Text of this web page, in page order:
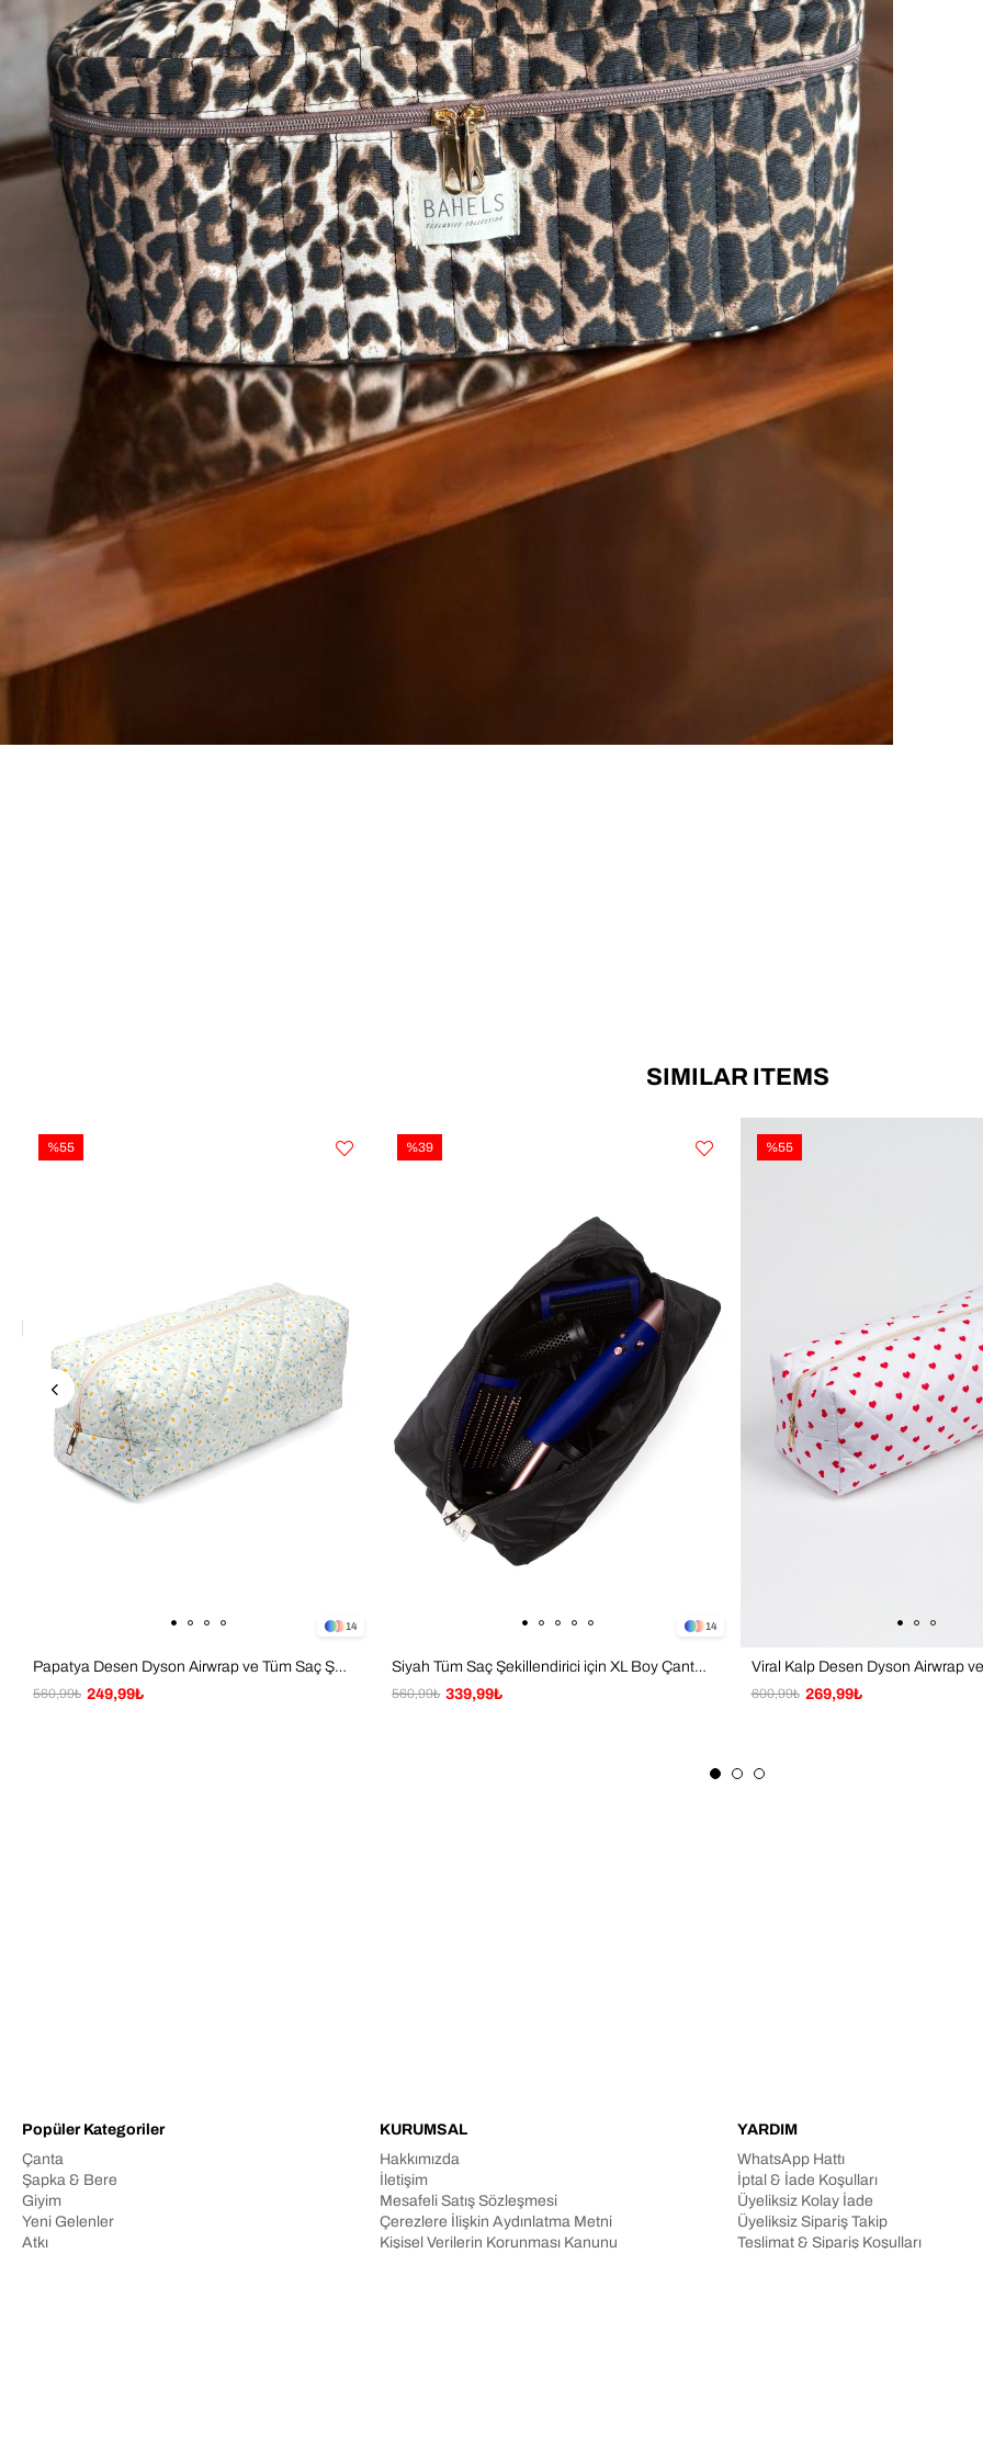
SIMILAR ITEMS
14
Papatya Desen Dyson Airwrap ve Tüm Saç Şekillendiriniz için XL Boy Çanta Seyahat Çantası
249,99₺
560,99₺
%55
14
Siyah Tüm Saç Şekillendirici için XL Boy Çanta Seyahat Çantası
339,99₺
560,99₺
%39
269,99₺
600,99₺
%55
Popüler Kategoriler
Çanta
Şapka & Bere
Giyim
Yeni Gelenler
Atkı
KURUMSAL
Hakkımızda
İletişim
Mesafeli Satış Sözleşmesi
Çerezlere İlişkin Aydınlatma Metni
Kişisel Verilerin Korunması Kanunu
YARDIM
WhatsApp Hattı
İptal & İade Koşulları
Üyeliksiz Kolay İade
Üyeliksiz Sipariş Takip
Teslimat & Sipariş Koşulları